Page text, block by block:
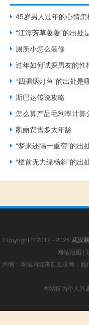
45岁男人过年的心情怎
“江潭芳草萋萋”的出处
厕所小怎么装修
过年如何试探男友的性
“四牖炳灯鱼”的出处是
斯巴达传说攻略
怎么算产品毛利率计算
凯丽费雪多大年龄
“梦来还隔一重帘”的出
“槛前无力绿杨斜”的出
Copyright © 2012 - 2026 武汉
网站地图 |
声明：本站内容来自互联网，
本站仅为个人兴